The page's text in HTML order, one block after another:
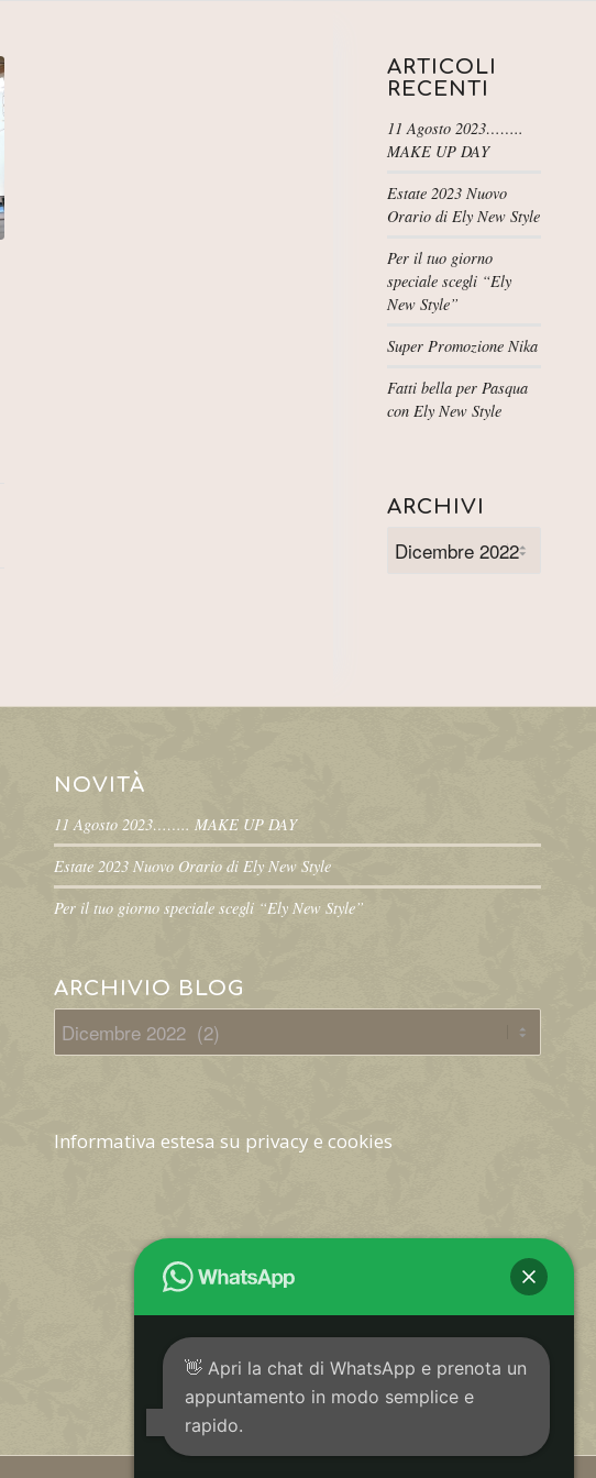
ARTICOLI
RECENTI
11 Agosto 2023……..
MAKE UP DAY
Estate 2023 Nuovo
Orario di Ely New Style
Per il tuo giorno
speciale scegli “Ely
New Style”
Super Promozione Nika
Fatti bella per Pasqua
con Ely New Style
ARCHIVI
NOVITÀ
11 Agosto 2023…….. MAKE UP DAY
Estate 2023 Nuovo Orario di Ely New Style
Per il tuo giorno speciale scegli “Ely New Style”
ARCHIVIO BLOG
Informativa estesa su privacy e cookies
👋 Apri la chat di WhatsApp e prenota un
appuntamento in modo semplice e
rapido.